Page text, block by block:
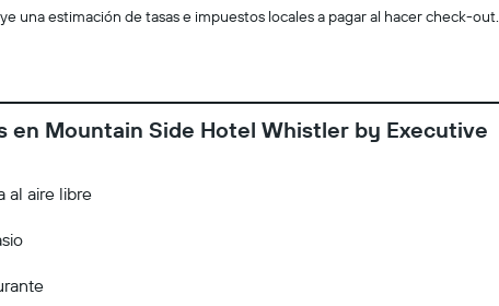
una estimación de tasas e impuestos locales a pagar al hacer check-out.
en Mountain Side Hotel Whistler by Executive
al aire libre